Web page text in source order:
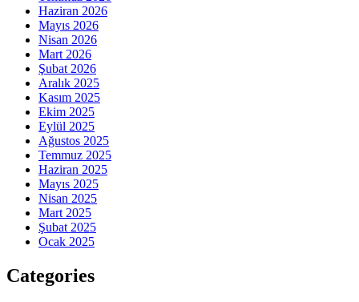
Haziran 2026
Mayıs 2026
Nisan 2026
Mart 2026
Şubat 2026
Aralık 2025
Kasım 2025
Ekim 2025
Eylül 2025
Ağustos 2025
Temmuz 2025
Haziran 2025
Mayıs 2025
Nisan 2025
Mart 2025
Şubat 2025
Ocak 2025
Categories